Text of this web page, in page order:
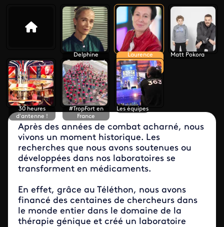
Delphine
Ernotte Cunci
Laurence
Tiennot-
Herment
Matt Pokora
30 heures
d'antenne !
#TropFort en
France
Les équipes
Après des années de combat acharné, nous
vivons un moment historique. Les
recherches que nous avons soutenues ou
développées dans nos laboratoires se
transforment en médicaments.
En effet, grâce au Téléthon, nous avons
financé des centaines de chercheurs dans
le monde entier dans le domaine de la
thérapie génique et créé un laboratoire